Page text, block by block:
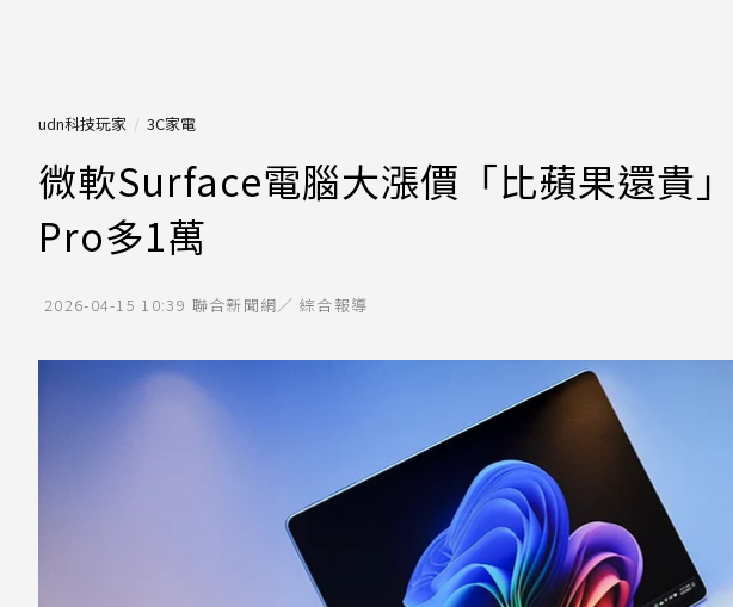
udn科技玩家 3C家電
微軟Surface電腦大漲價「比蘋果還貴
Pro多1萬
2026-04-15 10:39 聯合新聞網／ 綜合報導